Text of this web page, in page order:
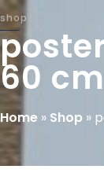
shop
60 cm
Home » Shop »